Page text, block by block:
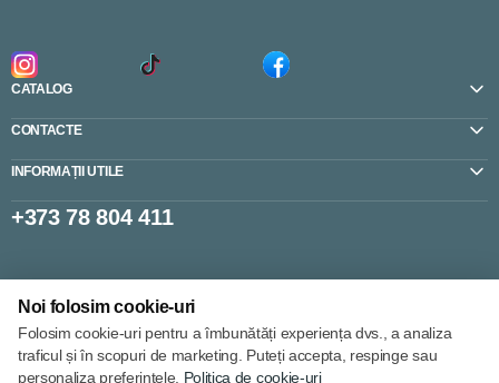
CATALOG
CONTACTE
INFORMAȚII UTILE
+373 78 804 411
Setări cookie-uri
Politica de cookie-uri
Noi folosim cookie-uri
Folosim cookie-uri pentru a îmbunătăți experiența dvs., a analiza
traficul și în scopuri de marketing. Puteți accepta, respinge sau
personaliza preferințele. Politica de cookie-uri